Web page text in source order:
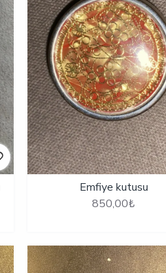
Emfiye kutusu
850,00₺